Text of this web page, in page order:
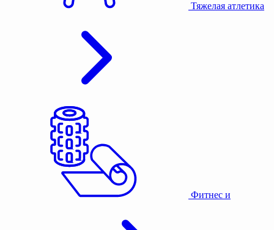
Тяжелая атлетика
Фитнес и